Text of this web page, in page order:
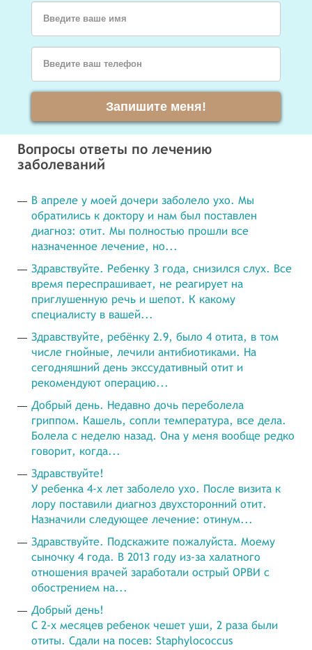
Введите ваше имя
Введите ваш телефон
Запишите меня!
Вопросы ответы по лечению
заболеваний
В апреле у моей дочери заболело ухо. Мы
обратились к доктору и нам был поставлен
диагноз: отит. Мы полностью прошли все
назначенное лечение, но...
Здравствуйте. Ребенку 3 года, снизился слух. Все
время переспрашивает, не реагирует на
приглушенную речь и шепот. К какому
специалисту в вашей...
Здравствуйте, ребёнку 2.9, было 4 отита, в том
числе гнойные, лечили антибиотиками. На
сегодняшний день экссудативный отит и
рекомендуют операцию...
Добрый день. Недавно дочь переболела
гриппом. Кашель, сопли температура, все дела.
Болела с неделю назад. Она у меня вообще редко
говорит, когда...
Здравствуйте!
У ребенка 4-х лет заболело ухо. После визита к
лору поставили диагноз двухсторонний отит.
Назначили следующее лечение: отинум...
Здравствуйте. Подскажите пожалуйста. Моему
сыночку 4 года. В 2013 году из-за халатного
отношения врачей заработали острый ОРВИ с
обострением на...
Добрый день!
С 2-х месяцев ребенок чешет уши, 2 раза были
отиты. Сдали на посев: Staphylococcus